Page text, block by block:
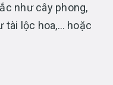
như cây phong,
tài lộc hoa,… hoặc